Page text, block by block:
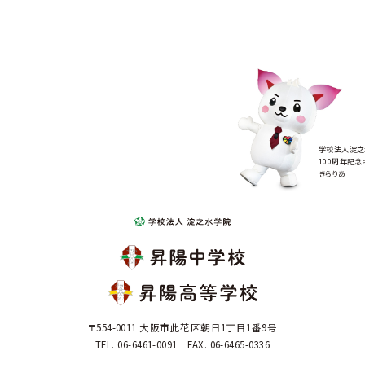
学校法人淀
100周年記念
きらりあ
〒554-0011 大阪市此花区朝日1丁目1番9号
TEL. 06-6461-0091 FAX. 06-6465-0336